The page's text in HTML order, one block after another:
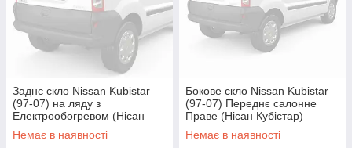
Заднє скло Nissan Kubistar
(97-07) на ляду з
Електрообогревом (Нісан
Кубістар)
Немає в наявності
Бокове скло Nissan Kubistar
(97-07) Переднє салонне
Праве (Нісан Кубістар)
Немає в наявності